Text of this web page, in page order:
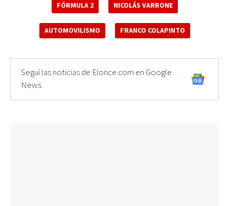
FÓRMULA 2 NICOLÁS VARRONE
AUTOMOVILISMO FRANCO COLAPINTO
Seguí las noticias de Elonce.com en Google
News